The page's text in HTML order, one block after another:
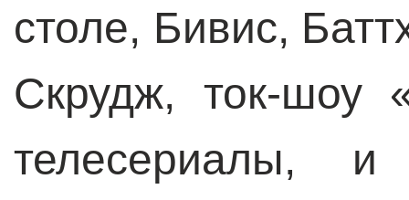
столе, Бивис,
Скрудж, ток-шоу
телесериалы,